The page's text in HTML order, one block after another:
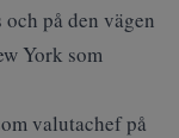
på den vägen
York som
valutachef på